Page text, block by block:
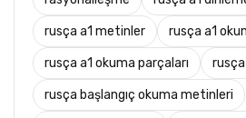
rusça a1 metinler rusça a1
rusça a1 okuma parçaları
rusça başlangıç okuma metinleri